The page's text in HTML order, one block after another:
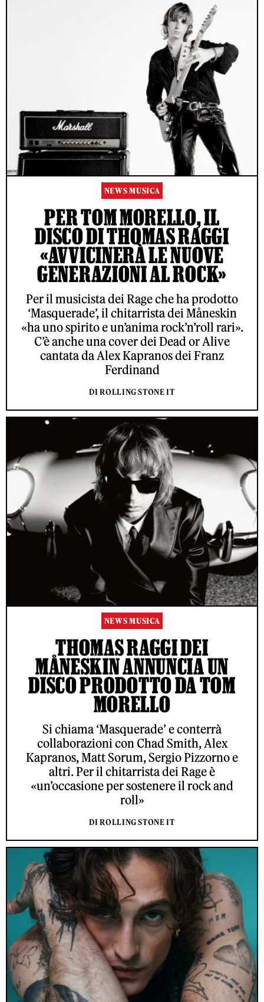
NEWS MUSICA
PER TOM MORELLO, IL
DISCO DI THOMAS RAGGI
«AVVICINERÀ LE NUOVE
GENERAZIONI AL ROCK»
Per il musicista dei Rage che ha prodotto
‘Masquerade’, il chitarrista dei Måneskin
«ha uno spirito e un’anima rock’n’roll rari».
C’è anche una cover dei Dead or Alive
cantata da Alex Kapranos dei Franz
Ferdinand
DI ROLLING STONE IT
NEWS MUSICA
THOMAS RAGGI DEI
MÅNESKIN ANNUNCIA UN
DISCO PRODOTTO DA TOM
MORELLO
Si chiama ‘Masquerade’ e conterrà
collaborazioni con Chad Smith, Alex
Kapranos, Matt Sorum, Sergio Pizzorno e
altri. Per il chitarrista dei Rage è
«un’occasione per sostenere il rock and
roll»
DI ROLLING STONE IT